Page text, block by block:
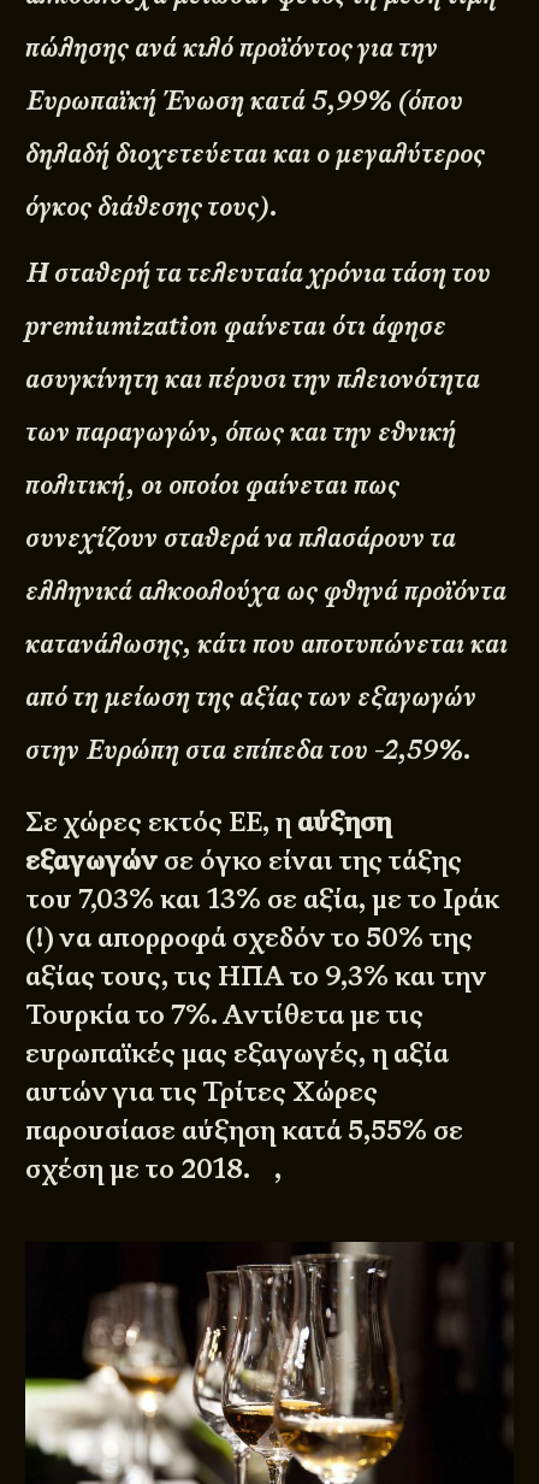
πώλησης ανά κιλό προϊόντος για την
Ευρωπαϊκή Ένωση κατά 5,99% (όπου
δηλαδή διοχετεύεται και ο μεγαλύτερος
όγκος διάθεσης τους).
Η σταθερή τα τελευταία χρόνια τάση του
premiumization φαίνεται ότι άφησε
ασυγκίνητη και πέρυσι την πλειονότητα
των παραγωγών, όπως και την εθνική
πολιτική, οι οποίοι φαίνεται πως
συνεχίζουν σταθερά να πλασάρουν τα
ελληνικά αλκοολούχα ως φθηνά προϊόντα
κατανάλωσης, κάτι που αποτυπώνεται και
από τη μείωση της αξίας των εξαγωγών
στην Ευρώπη στα επίπεδα του -2,59%.
Σε χώρες εκτός ΕΕ, η αύξηση
εξαγωγών σε όγκο είναι της τάξης
του 7,03% και 13% σε αξία, με το Ιράκ
(!) να απορροφά σχεδόν το 50% της
αξίας τους, τις ΗΠΑ το 9,3% και την
Τουρκία το 7%. Αντίθετα με τις
ευρωπαϊκές μας εξαγωγές, η αξία
αυτών για τις Τρίτες Χώρες
παρουσίασε αύξηση κατά 5,55% σε
σχέση με το 2018. ,